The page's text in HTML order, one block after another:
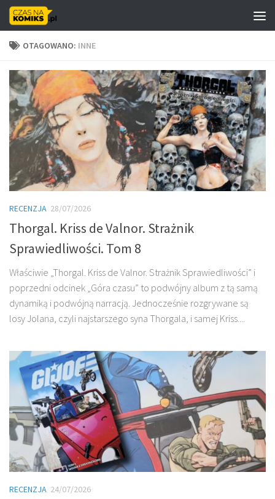
Skip to content
OTAGOWANO: INNE
RECENZJA 28/07/2026
Thorgal. Kriss de Valnor. Strażnik
Sprawiedliwości. Tom 8
Właściwie „Thorgal. Kriss de Valnor. Strażnik Sprawiedliwości” i
poprzedni odcinek „Góra czasu” to podwójny album z tą samą
dynamiką i podwójną narracją. Jednocześnie rozgrywane są
losy Jolana, czyli najstarszego syna Thorgala, i samej Kriss....
RECENZJA 24/07/2026